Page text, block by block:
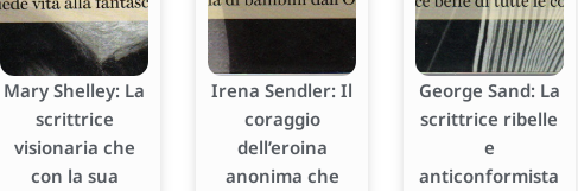
Mary Shelley: La
scrittrice
visionaria che
con la sua
Irena Sendler: Il
coraggio
dell’eroina
anonima che
George Sand: La
scrittrice ribelle
e
anticonformista